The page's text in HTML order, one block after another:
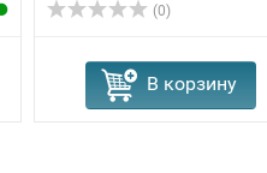
(0)
В корзину